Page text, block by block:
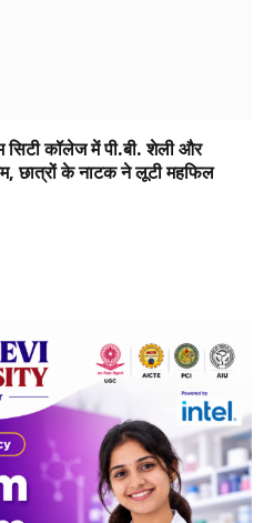
कॉलेज में पी.बी. शेली और
छात्रों के नाटक ने लूटी महफिल